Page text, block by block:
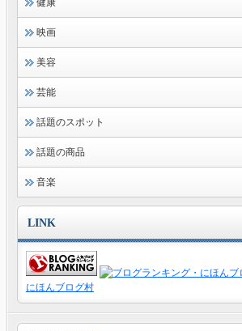
映画
美容
芸能
話題のスポット
話題の商品
音楽
LINK
にほんブログ村